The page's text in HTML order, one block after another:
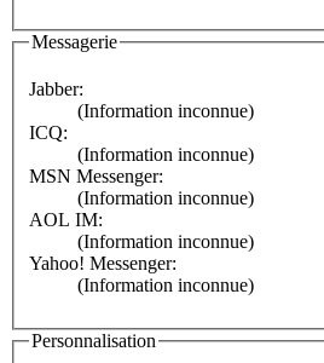
Messagerie
Jabber:
(Information inconnue)
ICQ:
(Information inconnue)
MSN Messenger:
(Information inconnue)
AOL IM:
(Information inconnue)
Yahoo! Messenger:
(Information inconnue)
Personnalisation